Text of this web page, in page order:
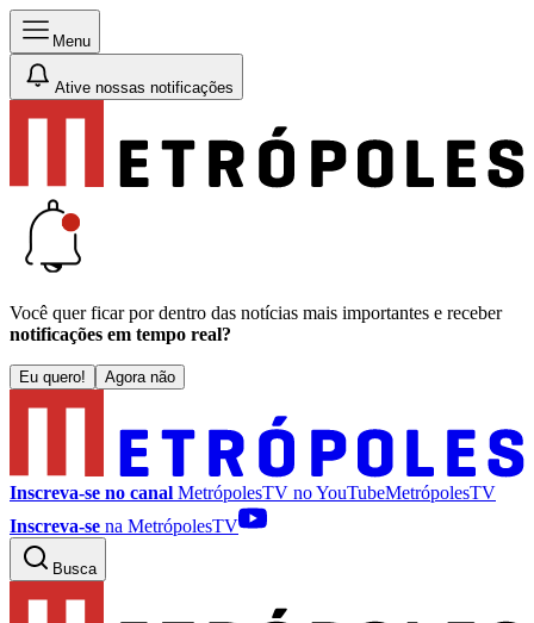
Menu
Ative nossas notificações
Você quer ficar por dentro das notícias mais importantes e receber
notificações em tempo real?
Eu quero! Agora não
Inscreva-se no canal MetrópolesTV noYouTubeMetrópolesTV
Inscreva-se na MetrópolesTV
Busca